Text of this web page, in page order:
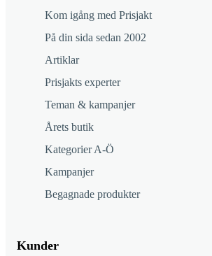
Kom igång med Prisjakt
På din sida sedan 2002
Artiklar
Prisjakts experter
Teman & kampanjer
Årets butik
Kategorier A-Ö
Kampanjer
Begagnade produkter
Kunder